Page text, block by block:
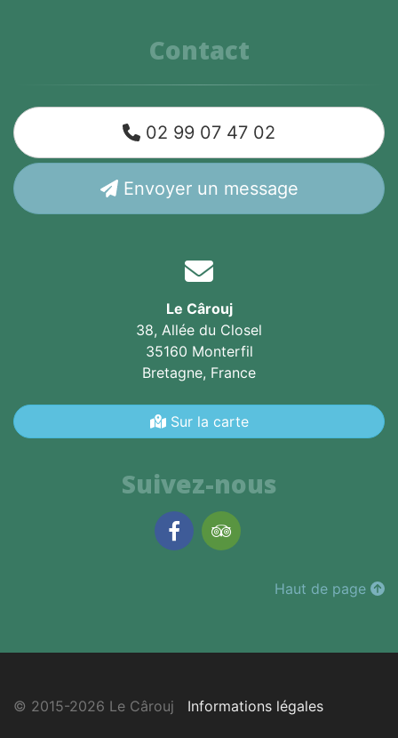
Contact
02 99 07 47 02
Envoyer un message
Le Cârouj
38, Allée du Closel
35160 Monterfil
Bretagne, France
Sur la carte
Suivez-nous
Haut de page
© 2015-2026 Le Cârouj Informations légales